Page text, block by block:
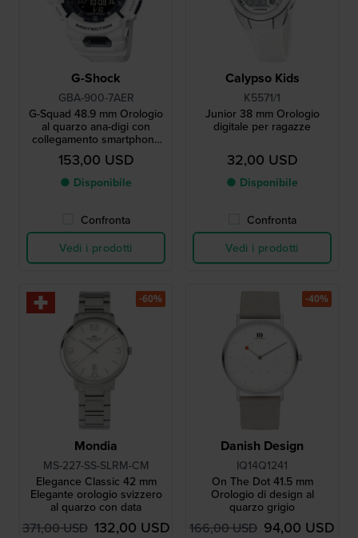
G-Shock
GBA-900-7AER
G-Squad 48.9 mm Orologio
al quarzo ana-digi con
collegamento smartphone
bluetooth
153,00 USD
● Disponibile
Confronta
Vedi i prodotti
Calypso Kids
K5571/1
Junior 38 mm Orologio
digitale per ragazze
32,00 USD
● Disponibile
Confronta
Vedi i prodotti
Mondia
MS-227-SS-SLRM-CM
Elegance Classic 42 mm
Elegante orologio svizzero
al quarzo con data
371,00 USD 132,00 USD
-60%
Danish Design
IQ14Q1241
On The Dot 41.5 mm
Orologio di design al
quarzo grigio
166,00 USD 94,00 USD
-40%